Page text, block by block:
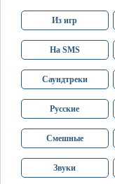
Из игр
На SMS
Саундтреки
Русские
Смешные
Звуки